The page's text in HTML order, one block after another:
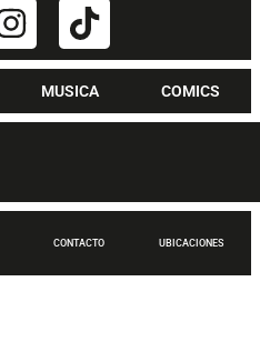
MUSICA COMICS
CONTACTO UBICACIONES